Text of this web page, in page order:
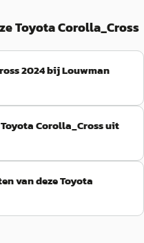
”
Toyota Corolla_Cross
2024 bij Louwman
Corolla_Cross uit
van deze Toyota